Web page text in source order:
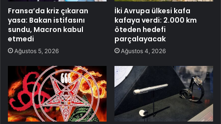
Fransa’da kriz çıkaran
yasa: Bakan istifasını
sundu, Macron kabul
etmedi
Ağustos 5, 2026
İki Avrupa ülkesi kafa
kafaya verdi: 2.000 km
öteden hedefi
parçalayacak
Ağustos 4, 2026